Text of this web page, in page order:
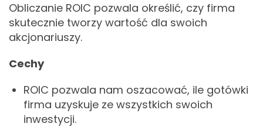
Obliczanie ROIC pozwala określić, czy firma
skutecznie tworzy wartość dla swoich
akcjonariuszy.
Cechy
ROIC pozwala nam oszacować, ile gotówki
firma uzyskuje ze wszystkich swoich
inwestycji.